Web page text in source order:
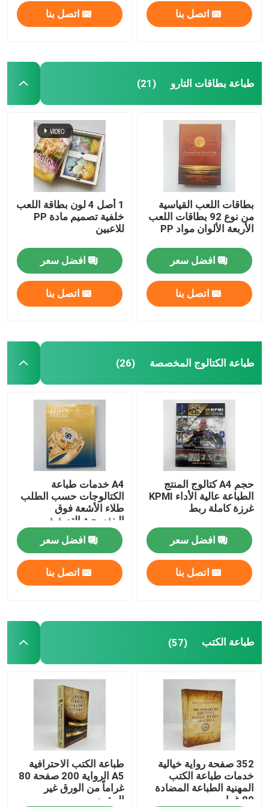
اتصل بنا اتصل بنا
طباعة بطاقات التارو (21)
بطاقات اللعب القياسية
من نوع 92 بطاقات اللعب
الأربعة الألوان مواد PP
افضل سعر
اتصل بنا
1 أصل 4 لون بطاقة اللعب
خلفية تصميم مادة PP
للاعبين
افضل سعر
اتصل بنا
طباعة الكتالوج المخصصة (26)
حجم A4 كتالوج المنتج
الطباعة عالية الأداء KPMI
غرزة كاملة ربط
افضل سعر
اتصل بنا
A4 خدمات طباعة
الكتالوجات حسب الطلب
طلاء الأشعة فوق
البنفسجية التصفيف
النهائي
افضل سعر
اتصل بنا
طباعة الكتب (57)
352 صفحة رواية خيالية
خدمات طباعة الكتب
المهنية الطباعة المضادة
80 غرام
طباعة الكتب الاحترافية
A5 الرواية 200 صفحة 80
غراماً من الورق غير
المقوى